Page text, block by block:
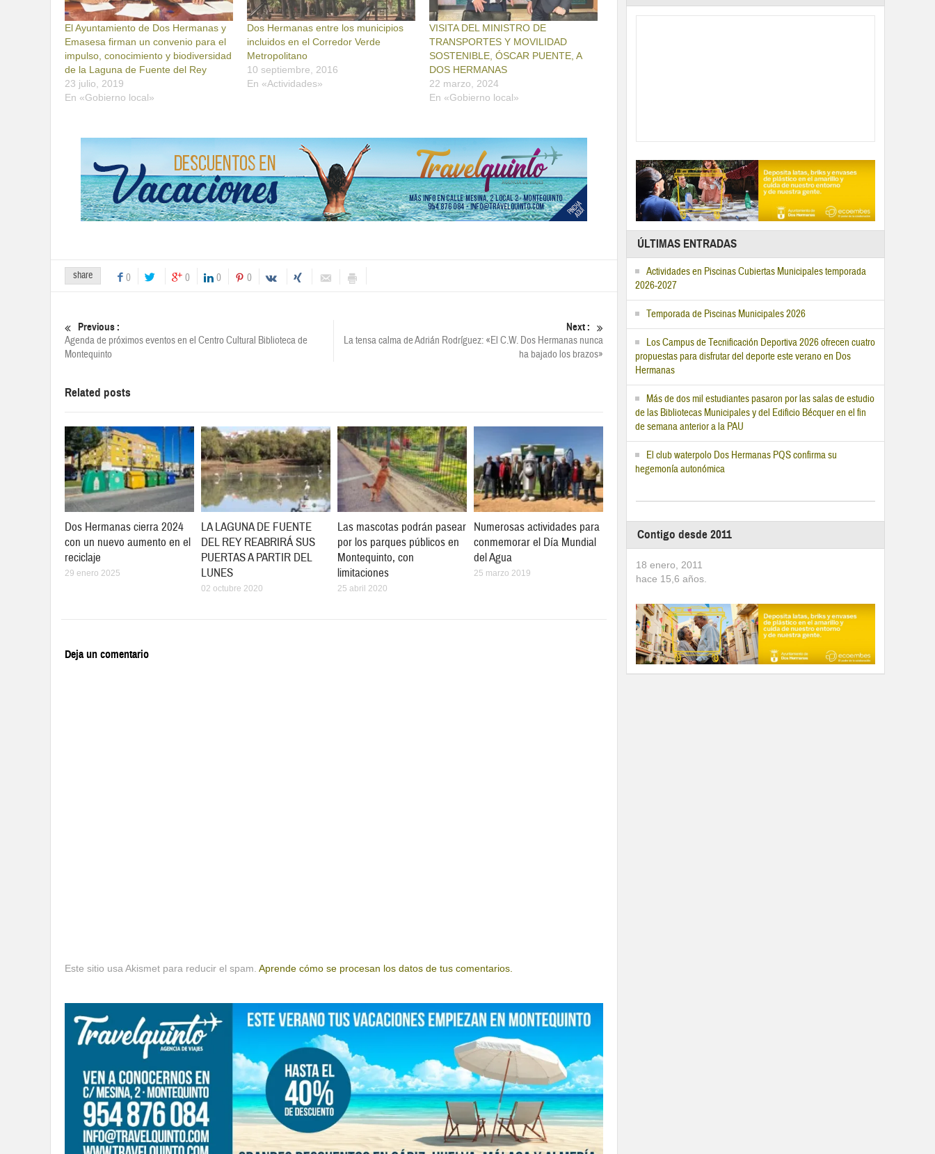
El Ayuntamiento de Dos Hermanas y
Emasesa firman un convenio para el
impulso, conocimiento y biodiversidad
de la Laguna de Fuente del Rey
23 julio, 2019
En «Gobierno local»
Dos Hermanas entre los municipios
incluidos en el Corredor Verde
Metropolitano
10 septiembre, 2016
En «Actividades»
VISITA DEL MINISTRO DE
TRANSPORTES Y MOVILIDAD
SOSTENIBLE, ÓSCAR PUENTE, A
DOS HERMANAS
22 marzo, 2024
En «Gobierno local»
share 0 0 0 0
Previous :
Agenda de próximos eventos en el Centro Cultural Biblioteca de
Montequinto
Next :
La tensa calma de Adrián Rodríguez: «El C.W. Dos Hermanas nunca
ha bajado los brazos»
Related posts
Dos Hermanas cierra 2024
con un nuevo aumento en el
reciclaje
29 enero 2025
LA LAGUNA DE FUENTE
DEL REY REABRIRÁ SUS
PUERTAS A PARTIR DEL
LUNES
02 octubre 2020
Las mascotas podrán pasear
por los parques públicos en
Montequinto, con
limitaciones
25 abril 2020
Numerosas actividades para
conmemorar el Día Mundial
del Agua
25 marzo 2019
Deja un comentario
Este sitio usa Akismet para reducir el spam. Aprende cómo se procesan los datos de tus comentarios.
ÚLTIMAS ENTRADAS
Actividades en Piscinas Cubiertas Municipales temporada
2026-2027
Temporada de Piscinas Municipales 2026
Los Campus de Tecnificación Deportiva 2026 ofrecen cuatro
propuestas para disfrutar del deporte este verano en Dos
Hermanas
Más de dos mil estudiantes pasaron por las salas de estudio
de las Bibliotecas Municipales y del Edificio Bécquer en el fin
de semana anterior a la PAU
El club waterpolo Dos Hermanas PQS confirma su
hegemonía autonómica
Contigo desde 2011
18 enero, 2011
hace 15,6 años.